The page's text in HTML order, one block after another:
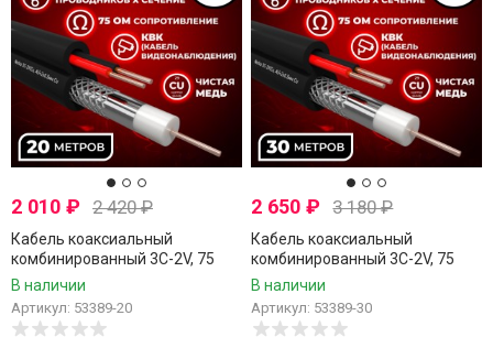
2 010 ₽ 2 420₽
Кабель коаксиальный
комбинированный 3C-2V, 75
Ом, чистая медь с кабелем
одножильный), наружный,
черный, 20 метров
В наличии
Артикул: 53389-20
2 650₽ 3 180₽
Кабель коаксиальный
комбинированный 3C-2V, 75
Ом, чистая медь с кабелем
одножильный), наружный,
черный, 30 метров
В наличии
Артикул: 53389-30